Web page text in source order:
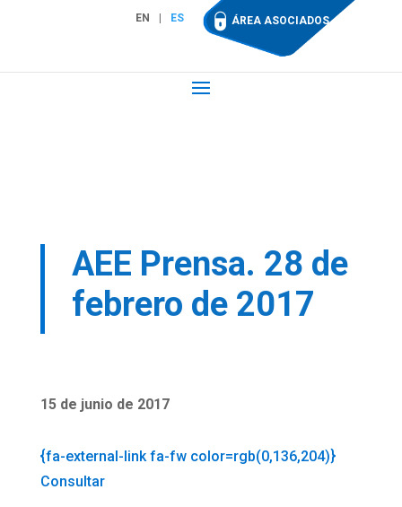
EN ES ÁREA ASOCIADOS
AEE Prensa. 28 de
febrero de 2017
15 de junio de 2017
{fa-external-link fa-fw color=rgb(0,136,204)}
Consultar